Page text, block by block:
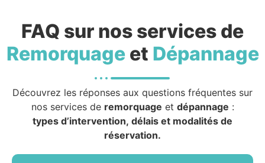
FAQ sur nos services de
Remorquageet Dépannage
Découvrez les réponses aux questions fréquentes sur
nos services de remorquage et dépannage :
types d’intervention, délais et modalités de
réservation.